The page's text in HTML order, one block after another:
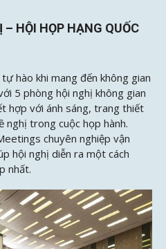
HỘI HỌP HẠNG QUỐC
hào khi mang đến không gian
5 phòng hội nghị không gian
hợp với ánh sáng, trang thiết
trong cuộc họp hành.
chuyên nghiệp vận
hội nghị diễn ra một cách
nhất.